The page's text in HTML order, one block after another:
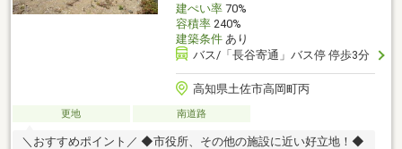
建ぺい率70%
容積率240%
建築条件あり
バス/「長谷寄通」バス停 停歩3分
高知県土佐市高岡町丙
更地 南道路
＼おすすめポイント／ ◆市役所、その他の施設に近い好立地！◆